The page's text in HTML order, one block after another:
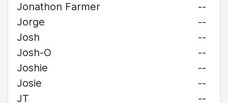
Jonathon Farmer
--
Jorge
--
Josh
--
Josh-O
--
Joshie
--
Josie
--
JT
--